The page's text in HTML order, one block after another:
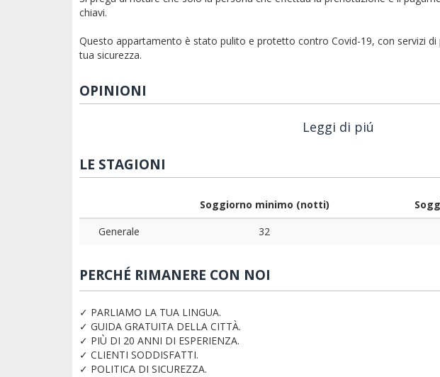
chiavi.
Questo appartamento è stato pulito e protetto contro Covid-19, con servizi di
tua sicurezza.
OPINIONI
Leggi di piú
LE STAGIONI
Soggiorno minimo (notti)
Generale
32
PERCHÉ RIMANERE CON NOI
✓ PARLIAMO LA TUA LINGUA.
✓ GUIDA GRATUITA DELLA CITTÀ.
✓ PIÙ DI 20 ANNI DI ESPERIENZA.
✓ CLIENTI SODDISFATTI.
✓ POLITICA DI SICUREZZA.